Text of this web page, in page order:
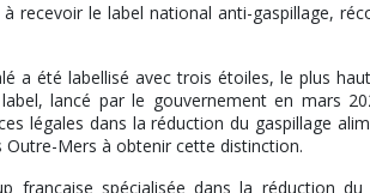
recevoir le label national anti-gaspillage,
a été labellisé avec trois étoiles, le plus
lancé par le gouvernement en mars
légales dans la réduction du gaspillage
Outre-Mers à obtenir cette distinction.
spécialisée dans la réduction du